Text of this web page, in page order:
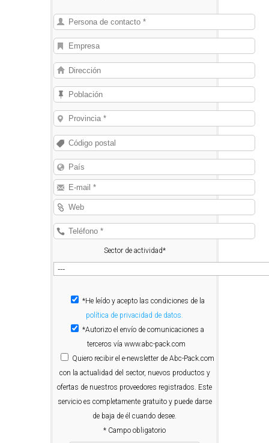
Sector de actividad*
*He leído y acepto las condiciones de la
política de privacidad de datos.
*Autorizo el envío de comunicaciones a
terceros vía www.abc-pack.com
Quiero recibir el e-newsletter de Abc-Pack.com
con la actualidad del sector, nuevos productos y
ofertas de nuestros proveedores registrados. Este
servicio es completamente gratuito y puede darse
de baja de él cuando desee.
* Campo obligatorio